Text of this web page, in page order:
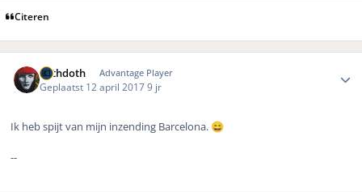
Citeren
bethdoth Advantage Player
Geplaatst 12 april 20179 jr
Ik heb spijt van mijn inzending Barcelona. 😄
--